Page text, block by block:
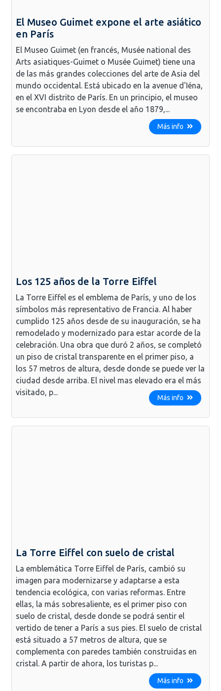
El Museo Guimet expone el arte asiático
en París
El Museo Guimet (en francés, Musée national des
Arts asiatiques-Guimet o Musée Guimet) tiene una
de las más grandes colecciones del arte de Asia del
mundo occidental. Está ubicado en la avenue d'Iéna,
en el XVI distrito de París. En un principio, el museo
se encontraba en Lyon desde el año 1879,...
Más info
Los 125 años de la Torre Eiffel
La Torre Eiffel es el emblema de París, y uno de los
símbolos más representativo de Francia. Al haber
cumplido 125 años desde de su inauguración, se ha
remodelado y modernizado para estar acorde de la
celebración. Una obra que duró 2 años, se completó
un piso de cristal transparente en el primer piso, a
los 57 metros de altura, desde donde se puede ver la
ciudad desde arriba. El nivel mas elevado era el más
visitado, p...
Más info
La Torre Eiffel con suelo de cristal
La emblemática Torre Eiffel de París, cambió su
imagen para modernizarse y adaptarse a esta
tendencia ecológica, con varias reformas. Entre
ellas, la más sobresaliente, es el primer piso con
suelo de cristal, desde donde se podrá sentir el
vertido de tener a París a sus pies. El suelo de cristal
está situado a 57 metros de altura, que se
complementa con paredes también construidas en
cristal. A partir de ahora, los turistas p...
Más info